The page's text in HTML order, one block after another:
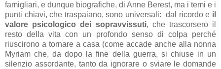
famigliari, e dunque biografiche, di Anne Berest, ma i temi e i
punti chiavi, che traspaiano, sono universali:
dal ricordo e il
valore psicologico dei sopravvissuti, che trascorsero il
resto della vita con un profondo senso di colpa perché
riuscirono a tornare a casa (come accade anche alla nonna
Myriam che, da dopo la fine della guerra, si chiuse in un
silenzio assordante, tanto da ignorare o sviare le domande